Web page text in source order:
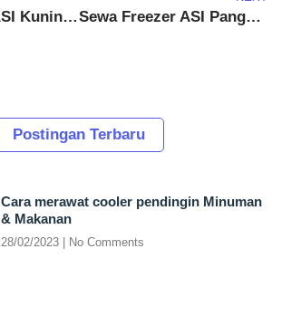
Sewa Freezer ASI Kuningan Sewa Freezer ASI Pangandaran
Postingan Terbaru
Cara merawat cooler pendingin Minuman
& Makanan
28/02/2023 No Comments